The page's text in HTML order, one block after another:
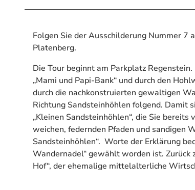
Folgen Sie der Ausschilderung Nummer
Platenberg.
Die Tour beginnt am Parkplatz
„Mami und Papi-Bank“ und durch den
durch die nachkonstruierten gewaltigen
Richtung Sandsteinhöhlen folgend. Damit
„Kleinen Sandsteinhöhlen“, die Sie
weichen, federnden Pfaden und sandigen
Sandsteinhöhlen“. Worte der Erklärung
Wandernadel“ gewählt worden ist. Zurück
Hof“, der ehemalige mittelalterliche